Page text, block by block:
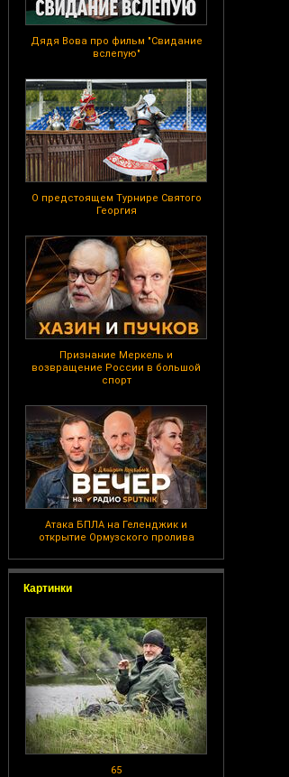
Дядя Вова про фильм "Свидание
вслепую"
О предстоящем Турнире Святого
Георгия
Признание Меркель и
возвращение России в большой
спорт
Атака БПЛА на Геленджик и
открытие Ормузского пролива
Картинки
65